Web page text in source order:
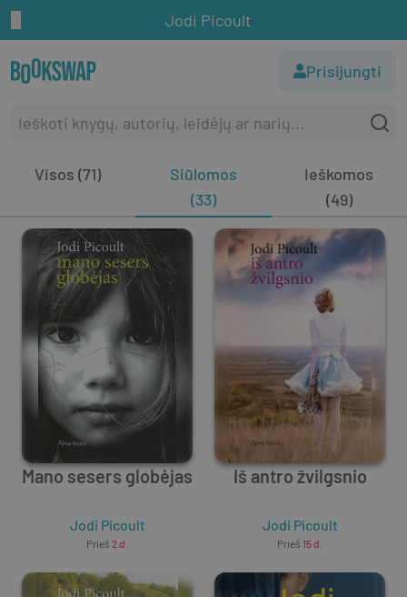
Jodi Picoult
Prisijungti
Visos (71)
Siūlomos
(33)
Ieškomos
(49)
Mano sesers globėjas
Jodi Picoult
Prieš 2 d.
Iš antro žvilgsnio
Jodi Picoult
Prieš 15 d.